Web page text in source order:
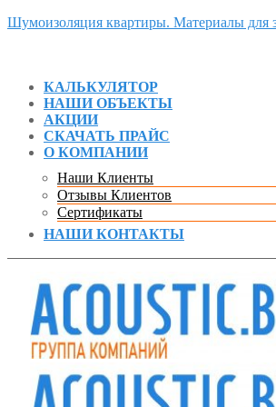
Шумоизоляция квартиры. Материалы для
КАЛЬКУЛЯТОР
НАШИ ОБЪЕКТЫ
АКЦИИ
СКАЧАТЬ ПРАЙС
О КОМПАНИИ
Наши Клиенты
Отзывы Клиентов
Сертификаты
НАШИ КОНТАКТЫ